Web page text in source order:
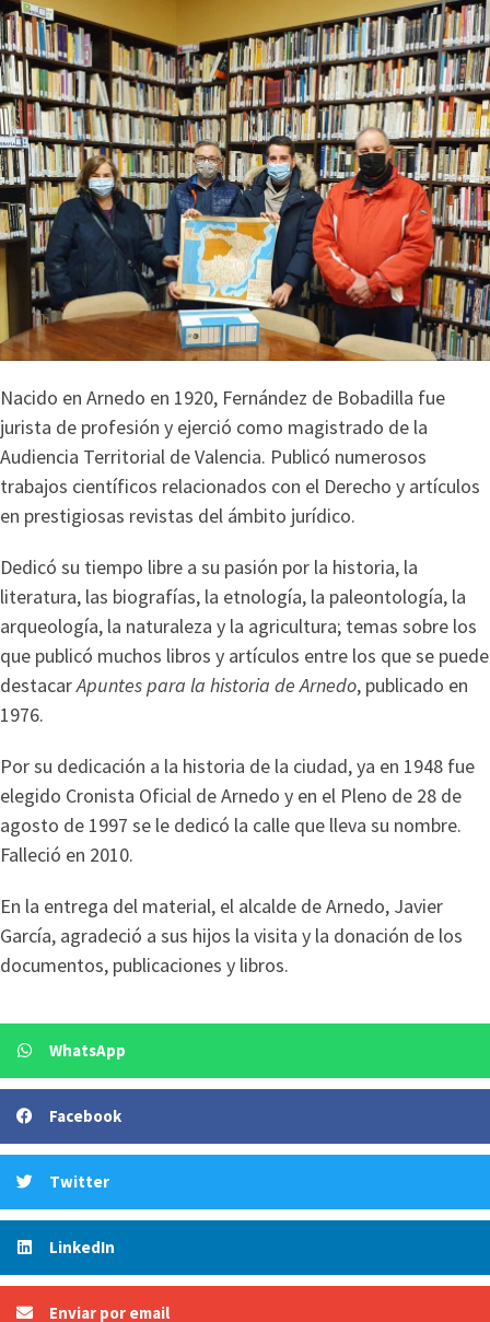
Nacido en Arnedo en 1920, Fernández de Bobadilla fue
jurista de profesión y ejerció como magistrado de la
Audiencia Territorial de Valencia. Publicó numerosos
trabajos científicos relacionados con el Derecho y artículos
en prestigiosas revistas del ámbito jurídico.
Dedicó su tiempo libre a su pasión por la historia, la
literatura, las biografías, la etnología, la paleontología, la
arqueología, la naturaleza y la agricultura; temas sobre los
que publicó muchos libros y artículos entre los que se puede
destacarApuntes para la historia de Arnedo, publicado en
1976.
Por su dedicación a la historia de la ciudad, ya en 1948 fue
elegido Cronista Oficial de Arnedo y en el Pleno de 28 de
agosto de 1997 se le dedicó la calle que lleva su nombre.
Falleció en 2010.
En la entrega del material, el alcalde de Arnedo, Javier
García, agradeció a sus hijos la visita y la donación de los
documentos, publicaciones y libros.
WhatsApp
Facebook
Twitter
LinkedIn
Enviar por email